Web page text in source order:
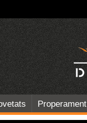
Properament